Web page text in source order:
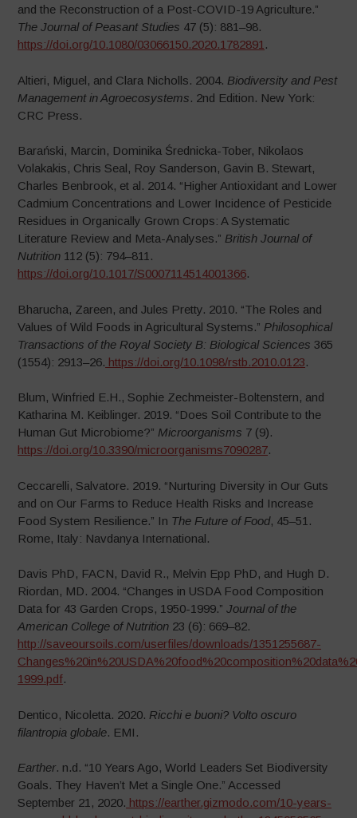
and the Reconstruction of a Post-COVID-19 Agriculture.”
The Journal of Peasant Studies 47 (5): 881–98.
https://doi.org/10.1080/03066150.2020.1782891 .
Altieri, Miguel, and Clara Nicholls. 2004. Biodiversity and Pest
Management in Agroecosystems. 2nd Edition. New York:
CRC Press.
Barański, Marcin, Dominika Średnicka-Tober, Nikolaos
Volakakis, Chris Seal, Roy Sanderson, Gavin B. Stewart,
Charles Benbrook, et al. 2014. “Higher Antioxidant and Lower
Cadmium Concentrations and Lower Incidence of Pesticide
Residues in Organically Grown Crops: A Systematic
Literature Review and Meta-Analyses.” British Journal of
Nutrition 112 (5): 794–811.
https://doi.org/10.1017/S0007114514001366.
Bharucha, Zareen, and Jules Pretty. 2010. “The Roles and
Values of Wild Foods in Agricultural Systems.” Philosophical
Transactions of the Royal Society B: Biological Sciences 365
(1554): 2913–26. https://doi.org/10.1098/rstb.2010.0123.
Blum, Winfried E.H., Sophie Zechmeister-Boltenstern, and
Katharina M. Keiblinger. 2019. “Does Soil Contribute to the
Human Gut Microbiome?” Microorganisms 7 (9).
https://doi.org/10.3390/microorganisms7090287.
Ceccarelli, Salvatore. 2019. “Nurturing Diversity in Our Guts
and on Our Farms to Reduce Health Risks and Increase
Food System Resilience.” In The Future of Food, 45–51.
Rome, Italy: Navdanya International.
Davis PhD, FACN, David R., Melvin Epp PhD, and Hugh D.
Riordan, MD. 2004. “Changes in USDA Food Composition
Data for 43 Garden Crops, 1950-1999.”Journal of the
American College of Nutrition 23 (6): 669–82.
http://saveoursoils.com/userfiles/downloads/1351255687-
1999.pdf.
Dentico, Nicoletta. 2020. Ricchi e buoni? Volto oscuro
filantropia globale. EMI.
Earther. n.d. “10 Years Ago, World Leaders Set Biodiversity
Goals. They Haven’t Met a Single One.” Accessed
September 21, 2020. https://earther.gizmodo.com/10-years-